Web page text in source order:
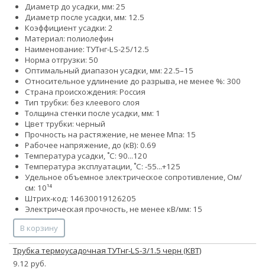
Диаметр до усадки, мм: 25
Диаметр после усадки, мм: 12.5
Коэффициент усадки: 2
Материал: полиолефин
Наименование: ТУТнг-LS-25/12.5
Норма отгрузки: 50
Оптимальный диапазон усадки, мм: 22.5–15
Относительное удлинение до разрыва, не менее %: 300
Страна происхождения: Россия
Тип трубки: без клеевого слоя
Толщина стенки после усадки, мм: 1
Цвет трубки: черный
Прочность на растяжение, не менее Мпа: 15
Рабочее напряжение, до (кВ): 0.69
Температура усадки, ˚С: 90...120
Температура эксплуатации, ˚С: -55...+125
Удельное объемное электрическое сопротивление, Ом/
см: 10¹⁴
Штрих-код: 14630019126205
Электрическая прочность, не менее кВ/мм: 15
В корзину
Трубка термоусадочная ТУТнг-LS-3/1.5 черн (КВТ)
9.12 руб.